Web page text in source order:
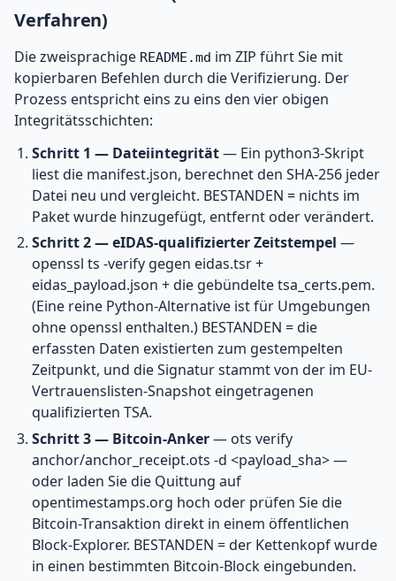
Verfahren)
Die zweisprachige README.md im ZIP führt Sie mit
kopierbaren Befehlen durch die Verifizierung. Der
Prozess entspricht eins zu eins den vier obigen
Integritätsschichten:
Schritt 1 — Dateiintegrität— Ein python3-Skript
liest die manifest.json, berechnet den SHA-256 jeder
Datei neu und vergleicht. BESTANDEN = nichts im
Paket wurde hinzugefügt, entfernt oder verändert.
Schritt 2 — eIDAS-qualifizierter Zeitstempel —
openssl ts -verify gegen eidas.tsr +
eidas_payload.json + die gebündelte tsa_certs.pem.
(Eine reine Python-Alternative ist für Umgebungen
ohne openssl enthalten.) BESTANDEN = die
erfassten Daten existierten zum gestempelten
Zeitpunkt, und die Signatur stammt von der im EU-
Vertrauenslisten-Snapshot eingetragenen
qualifizierten TSA.
Schritt 3 — Bitcoin-Anker— ots verify
anchor/anchor_receipt.ots -d <payload_sha> —
oder laden Sie die Quittung auf
opentimestamps.org hoch oder prüfen Sie die
Bitcoin-Transaktion direkt in einem öffentlichen
Block-Explorer. BESTANDEN = der Kettenkopf wurde
in einen bestimmten Bitcoin-Block eingebunden.